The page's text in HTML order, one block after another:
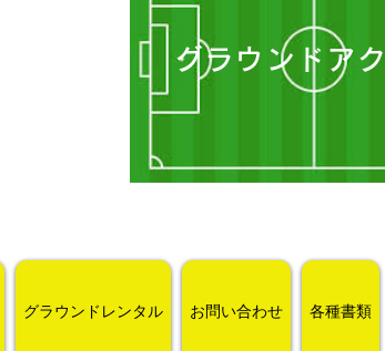
グラウンドア
グラウンドレンタル お問い合わせ 各種書類